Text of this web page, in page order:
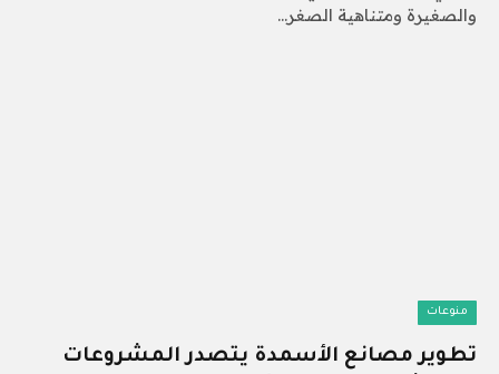
والصغيرة ومتناهية الصغر…
منوعات
تطوير مصانع الأسمدة يتصدر المشروعات